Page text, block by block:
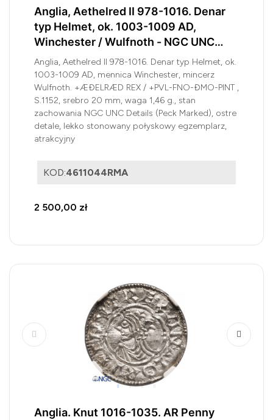
Anglia, Aethelred II 978-1016. Denar
typ Helmet, ok. 1003-1009 AD,
Winchester / Wulfnoth - NGC UNC
Details
Anglia, Aethelred II 978-1016. Denar typ Helmet, ok.
1003-1009 AD, mennica Winchester, mincerz
Wulfnoth. +ÆĐELRÆD REX / +PVL-FNO-ĐMO-PINT ,
S.1152, srebro 20 mm, waga 1,46 g., stan
zachowania NGC UNC Details (Peck Marked), ostre
detale, lekko stonowany połyskowy egzemplarz,
atrakcyjny
KOD:4611044RMA
2 500,00 zł
Anglia. Knut 1016-1035. AR Penny